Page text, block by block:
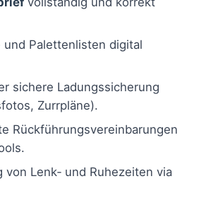
und Palettenlisten digital
sichere Ladungssicherung
Zurrpläne).
Rückführungsvereinbarungen
von Lenk‑ und Ruhezeiten via